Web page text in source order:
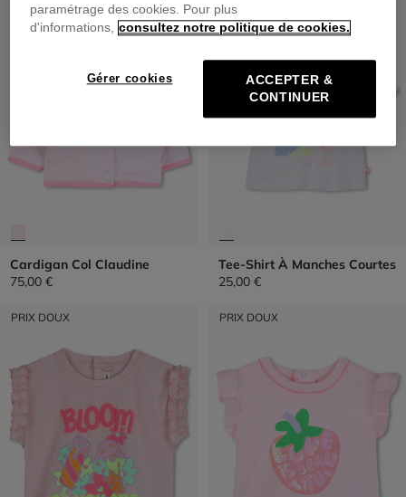
Cardigan Col Claudine
75,00 €
Tee-Shirt À Manches Courtes
25,00 €
PRIX DOUX PRIX DOUX
paramétrage des cookies. Pour plus
d'informations, consultez notre politique de cookies.
Gérer cookies
ACCEPTER &
CONTINUER